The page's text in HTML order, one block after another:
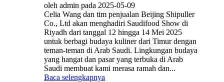
oleh admin pada 2025-05-09
Celia Wang dan tim penjualan Beijing Shipuller
Co., Ltd akan menghadiri Saudifood Show di
Riyadh dari tanggal 12 hingga 14 Mei 2025
untuk berbagi budaya kuliner dari Timur dengan
teman-teman di Arab Saudi. Lingkungan budaya
yang hangat dan pasar yang terbuka di Arab
Saudi membuat kami merasa ramah dan...
Baca selengkapnya